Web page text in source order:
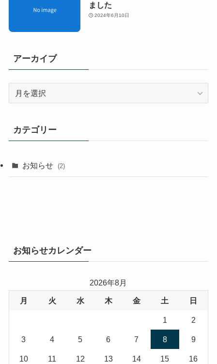
ました
2024年6月10日
アーカイブ
ブ
カテゴリー
お知らせ (2)
お知らせカレンダー
2026年8月
月 火 水 木 金 土 日
1 2
3 4 5 6 7 8 9
10 11 12 13 14 15 16